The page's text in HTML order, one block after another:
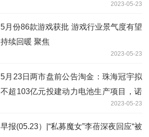
2023-05-23
5月份86款游戏获批 游戏行业景气度有望
持续回暖 聚焦
2023-05-23
5月23日两市盘前公告淘金：珠海冠宇拟
不超103亿元投建动力电池生产项目，诺
泰生物与客户签订1.02亿美元合同2023-05-23
早报(05.23）|“私募魔女”李蓓深夜回应“被